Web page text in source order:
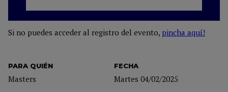
PARA QUIÉN
Masters
FECHA
Martes 04/02/2025
Si no puedes acceder al registro del evento, pincha aquí!